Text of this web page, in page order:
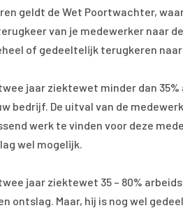
geldt de Wet Poortwachter,
van je medewerker naar
of gedeeltelijk terugkeren
jaar ziektewet minder dan
bedrijf. De uitval van de
werk te vinden voor deze
wel mogelijk.
jaar ziektewet 35 – 80%
ontslag. Maar, hij is nog wel